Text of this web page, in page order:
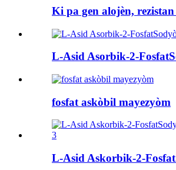
Ki pa gen alojèn,
L-Asid Asorbik-2-
fosfat askòbil mayezyòm
L-Asid Askorbik-2-